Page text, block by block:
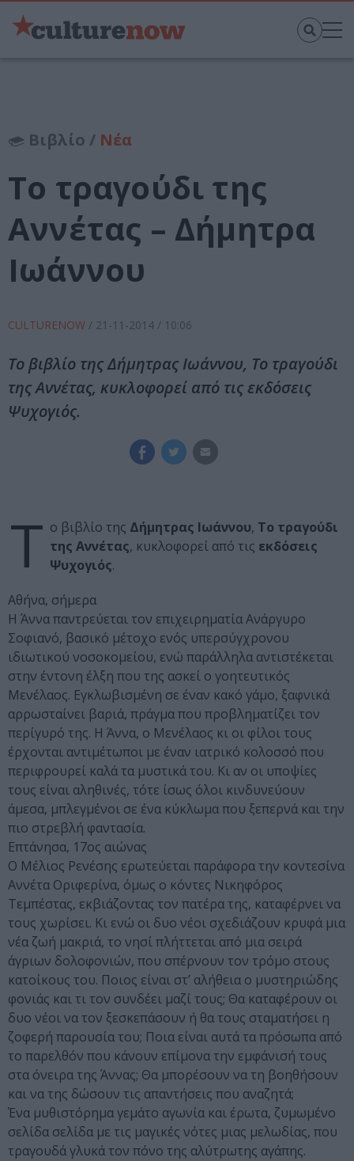
Βιβλίο / Νέα
Το τραγούδι της
Αννέτας – Δήμητρα
Ιωάννου
CULTURENOW / 21-11-2014 / 10:06
Το βιβλίο της Δήμητρας Ιωάννου, Το τραγούδι
της Αννέτας, κυκλοφορεί από τις εκδόσεις
Ψυχογιός.
Τ ο βιβλίο της Δήμητρας Ιωάννου, Το τραγούδι
της Αννέτας, κυκλοφορεί από τις εκδόσεις
Ψυχογιός.
Αθήνα, σήμερα
Η Άννα παντρεύεται τον επιχειρηματία Ανάργυρο
Σοφιανό, βασικό μέτοχο ενός υπερσύγχρονου
ιδιωτικού νοσοκομείου, ενώ παράλληλα αντιστέκεται
στην έντονη έλξη που της ασκεί ο γοητευτικός
Μενέλαος. Εγκλωβισμένη σε έναν κακό γάμο, ξαφνικά
αρρωσταίνει βαριά, πράγμα που προβληματίζει τον
περίγυρό της. Η Άννα, ο Μενέλαος κι οι φίλοι τους
έρχονται αντιμέτωποι με έναν ιατρικό κολοσσό που
περιφρουρεί καλά τα μυστικά του. Κι αν οι υποψίες
τους είναι αληθινές, τότε ίσως όλοι κινδυνεύουν
άμεσα, μπλεγμένοι σε ένα κύκλωμα που ξεπερνά και την
πιο στρεβλή φαντασία.
Επτάνησα, 17ος αιώνας
Ο Μέλιος Ρενέσης ερωτεύεται παράφορα την κοντεσίνα
Αννέτα Οριφερίνα, όμως ο κόντες Νικηφόρος
Τεμπέστας, εκβιάζοντας τον πατέρα της, καταφέρνει να
τους χωρίσει. Κι ενώ οι δυο νέοι σχεδιάζουν κρυφά μια
νέα ζωή μακριά, το νησί πλήττεται από μια σειρά
άγριων δολοφονιών, που σπέρνουν τον τρόμο στους
κατοίκους του. Ποιος είναι στ’ αλήθεια ο μυστηριώδης
φονιάς και τι τον συνδέει μαζί τους; Θα καταφέρουν οι
δυο νέοι να τον ξεσκεπάσουν ή θα τους σταματήσει η
ζοφερή παρουσία του; Ποια είναι αυτά τα πρόσωπα από
το παρελθόν που κάνουν επίμονα την εμφάνισή τους
στα όνειρα της Άννας; Θα μπορέσουν να τη βοηθήσουν
και να της δώσουν τις απαντήσεις που αναζητά;
Ένα μυθιστόρημα γεμάτο αγωνία και έρωτα, ζυμωμένο
σελίδα σελίδα με τις μαγικές νότες μιας μελωδίας, που
τραγουδά γλυκά τον πόνο της αλύτρωτης αγάπης.